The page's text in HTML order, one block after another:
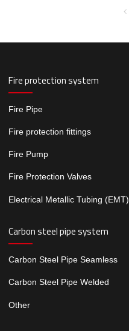
Fire protection system
Fire Pipe
Fire protection fittings
Fire Pump
Fire Protection Valves
Electrical Metallic Tubing (EMT)
Carbon steel pipe system
Carbon Steel Pipe Seamless
Carbon Steel Pipe Welded
Other